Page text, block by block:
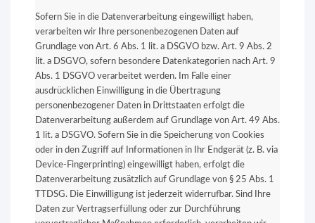
Sofern Sie in die Datenverarbeitung eingewilligt haben,
verarbeiten wir Ihre personenbezogenen Daten auf
Grundlage von Art. 6 Abs. 1 lit. a DSGVO bzw. Art. 9 Abs. 2
lit. a DSGVO, sofern besondere Datenkategorien nach Art. 9
Abs. 1 DSGVO verarbeitet werden. Im Falle einer
ausdrücklichen Einwilligung in die Übertragung
personenbezogener Daten in Drittstaaten erfolgt die
Datenverarbeitung außerdem auf Grundlage von Art. 49 Abs.
1 lit. a DSGVO. Sofern Sie in die Speicherung von Cookies
oder in den Zugriff auf Informationen in Ihr Endgerät (z. B. via
Device-Fingerprinting) eingewilligt haben, erfolgt die
Datenverarbeitung zusätzlich auf Grundlage von § 25 Abs. 1
TTDSG. Die Einwilligung ist jederzeit widerrufbar. Sind Ihre
Daten zur Vertragserfüllung oder zur Durchführung